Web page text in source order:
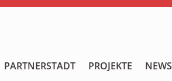
PARTNERSTADT PROJEKTE NEWS